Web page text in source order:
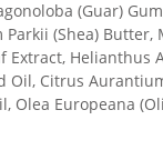
(Guar)
(Shea) Butter,
Extract, Helianthus
Oil, Citrus
Olea Europeana